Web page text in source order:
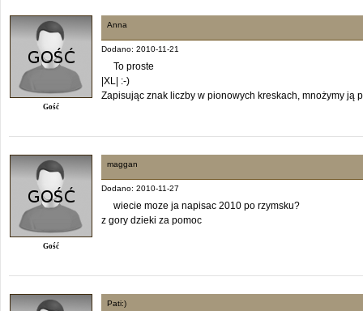
Gość
Anna
Dodano: 2010-11-21
To proste
|XL| :-)
Zapisując znak liczby w pionowych kreskach, mnożymy ją
Gość
maggan
Dodano: 2010-11-27
wiecie moze ja napisac 2010 po rzymsku?
z gory dzieki za pomoc
Pati:)